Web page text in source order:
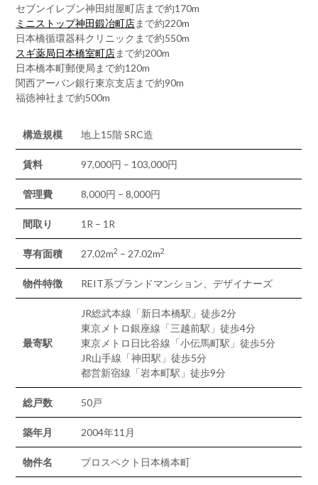
セブンイレブン神田紺屋町店まで約170m
ミニストップ神田鍛冶町店まで約220m
日本橋循環器科クリニックまで約550m
スギ薬局日本橋室町店まで約200m
日本橋本町郵便局まで約120m
関西アーバン銀行東京支店まで約90m
福徳神社まで約500m
構造規模 地上15階 SRC造
賃料 97,000円 – 103,000円
管理費 8,000円 – 8,000円
間取り 1R – 1R
専有面積 27.02m2 – 27.02m2
物件特徴 REIT系ブランドマンション、デザイナーズ
最寄駅
JR総武本線「新日本橋駅」徒歩2分
東京メトロ銀座線「三越前駅」徒歩4分
東京メトロ日比谷線「小伝馬町駅」徒歩5分
JR山手線「神田駅」徒歩5分
都営新宿線「岩本町駅」徒歩9分
総戸数 50戸
築年月 2004年11月
物件名 プロスペクト日本橋本町